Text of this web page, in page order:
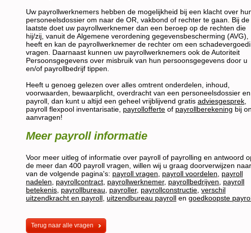
Uw payrollwerknemers hebben de mogelijkheid bij een klacht over
personeelsdossier om naar de OR, vakbond of rechter te gaan. Bij de
laatste doet uw payrollwerknemer dan een beroep op de rechten die
hij/zij, vanuit de Algemene verordening gegevensbescherming (AVG),
heeft en kan de payrollwerknemer de rechter om een
vragen. Daarnaast kunnen uw payrollwerknemers ook de Autoriteit
Persoonsgegevens over misbruik van hun persoonsgegevens door u
en/of payrollbedrijf tippen.
Heeft u genoeg gelezen over alles omtrent onderdelen, inhoud,
voorwaarden, bewaarplicht, overdracht van een personeelsdossier en
payroll, dan kunt u altijd een geheel vrijblijvend gratis adviesgesprek
payroll flexpool inventarisatie, payrollofferte of payrollberekening bij
aanvragen!
Meer payroll informatie
Voor meer uitleg of informatie over payroll of payrolling en antwoord
de meer dan 400 payroll vragen, willen wij u graag doorverwijzen
van de volgende pagina's: payroll vragen payroll voordelen
payroll
nadelen
payrollcontract payrollwerknemer, payrollbedrijven
payroll
betekenis payrollbureau payroller, payrollconstructie verschil
uitzendkracht en payroll uitzendbureau payroll en goedkoopste
Terug naar alle vragen